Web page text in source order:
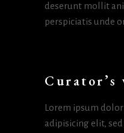
deserunt mollit
perspiciatis unde
Curator’s
Lorem ipsum
adipisicing elit,